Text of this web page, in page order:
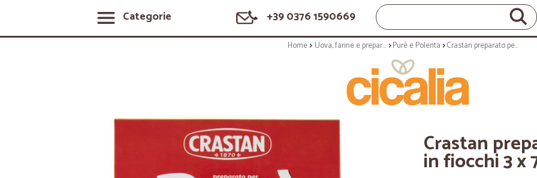
Categorie +39 0376 1590669
Home Uova, farine e preparati Purè e Polenta Crastan preparato per Purè di patate in fiocchi 3 x 75 gr.
Crastan
in fiocchi 3 x